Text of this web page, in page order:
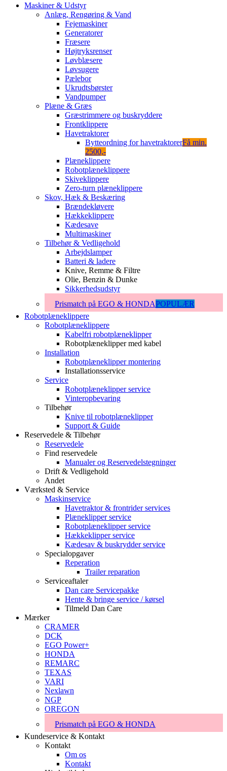
Maskiner & Udstyr
Anlæg, Rengøring & Vand
Fejemaskiner
Generatorer
Fræsere
Højtryksrenser
Løvblæsere
Løvsugere
Pælebor
Ukrudtsbørster
Vandpumper
Plæne & Græs
Græstrimmere og buskryddere
Frontklippere
Havetraktorer
Bytteordning for havetraktorerFå min.
2500,-
Plæneklippere
Robotplæneklippere
Skiveklippere
Zero-turn plæneklippere
Skov, Hæk & Beskæring
Brændekløvere
Hækkeklippere
Kædesave
Multimaskiner
Tilbehør & Vedligehold
Arbejdslamper
Batteri & ladere
Knive, Remme & Filtre
Olie, Benzin & Dunke
Sikkerhedsudstyr
Prismatch på EGO & HONDAPOPULÆR
Robotplæneklippere
Robotplæneklippere
Kabelfri robotplæneklipper
Robotplæneklipper med kabel
Installation
Robotplæneklipper montering
Installationsservice
Service
Robotplæneklipper service
Vinteropbevaring
Tilbehør
Knive til robotplæneklipper
Support & Guide
Reservedele & Tilbehør
Reservedele
Find reservedele
Manualer og Reservedelstegninger
Drift & Vedligehold
Andet
Værksted & Service
Maskinservice
Havetraktor & frontrider services
Plæneklipper service
Robotplæneklipper service
Hækkeklipper service
Kædesav & buskrydder service
Specialopgaver
Reperation
Trailer reparation
Serviceaftaler
Dan care Servicepakke
Hente & bringe service / kørsel
Tilmeld Dan Care
Mærker
CRAMER
DCK
EGO Power+
HONDA
REMARC
TEXAS
VARI
Nexlawn
NGP
OREGON
Prismatch på EGO & HONDA
Kundeservice & Kontakt
Kontakt
Om os
Kontakt